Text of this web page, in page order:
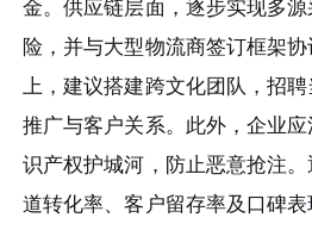
金。供应链层面，逐步实现多
险，并与大型物流商签订框架
上，建议搭建跨文化团队，招
推广与客户关系。此外，企业
识产权护城河，防止恶意抢注
道转化率、客户留存率及口碑